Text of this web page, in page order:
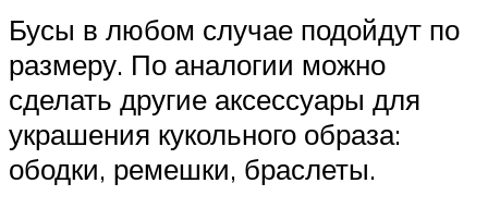
Бусы в любом случае подойдут по
размеру. По аналогии можно
сделать другие аксессуары для
украшения кукольного образа:
ободки, ремешки, браслеты.